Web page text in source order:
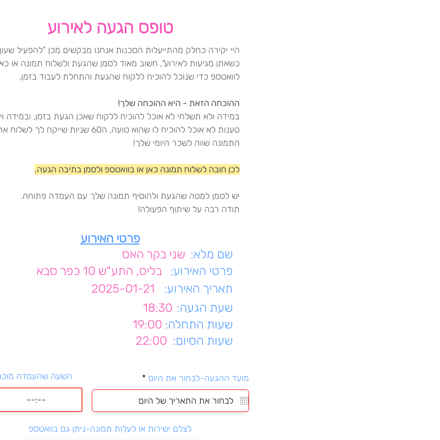
טופס הגעה לאירוע
היי יקירה כחלק מהתייעלות הסכנות אנחנו מבקשים מכן "להפעיל
כשאתן מגיעות לאירוע", חשוב מאוד לסמן שהגעת ולשלוח תמונה או
לוואטספ כדי שנוכל להוכיח ללקוח שהגעת והתחלת לעבוד בזמן.
ההוכחה הזאת - היא ההוכחה שלך!
במידה ולא תשלחי לא אוכל להוכיח ללקוח שאכן הגעת בזמן, ובמידה
טענות לא אוכל להוכיח לו שהוא טועה, ה60 שניות שייקח לך
התמונה שווה לשכר היומי שלך!
לכן חובה לשלוח תמונה כאן או בוואטספ ולסמן בתיבה הגעה.
יש לסמן למטה שהגעת ולהוסיף תמונה שלך עם העמדה פתוחה.
תודה רבה על שיתוף הפעולה!
פרטי האירוע
שם מלא: שני בקר האס
בליס, התע"ש 10 כפר סבא
פרטי האירוע:
2025-01-21
תאריך האירוע:
18:30 שעת הגעה:
19:00 שעות התחלה:
22:00 שעות הסיום:
השעה שהעמדה מועד ההגעה-לבחור את היום *
u
i
e
לצלם ישירות או לעלות תמונה-ניתן גם בוואטספ